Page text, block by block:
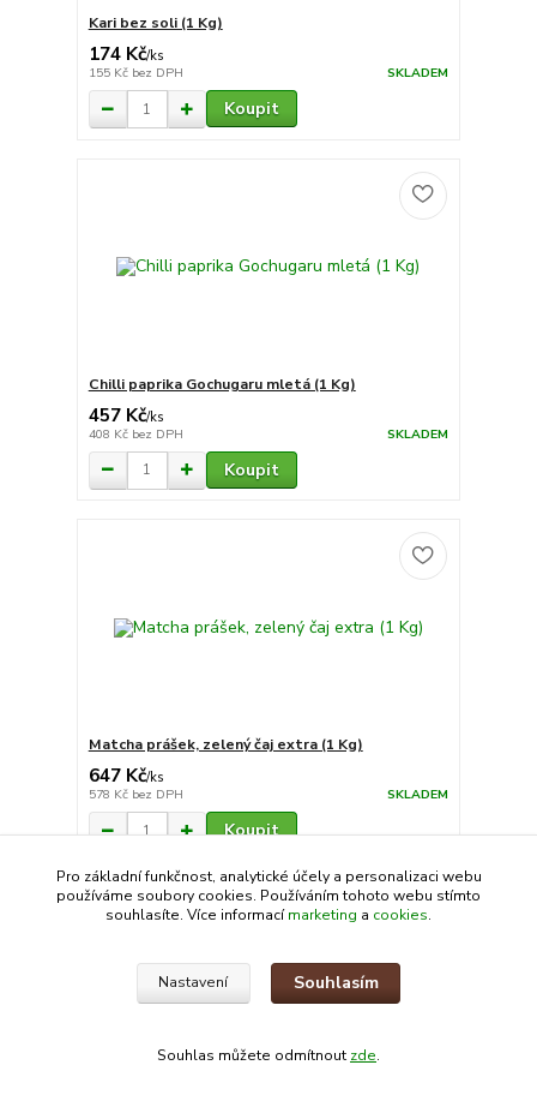
Kari bez soli (1 Kg)
174 Kč/ks
155 Kč bez DPH SKLADEM
Koupit
Chilli paprika Gochugaru mletá (1 Kg)
457 Kč/ks
408 Kč bez DPH SKLADEM
Koupit
Matcha prášek, zelený čaj extra (1 Kg)
647 Kč/ks
578 Kč bez DPH SKLADEM
Koupit
Pro základní funkčnost, analytické účely a personalizaci webu
používáme soubory cookies. Používáním tohoto webu stímto
souhlasíte. Více informacímarketing a cookies.
Nastavení Souhlasím
Souhlas můžete odmítnout zde.